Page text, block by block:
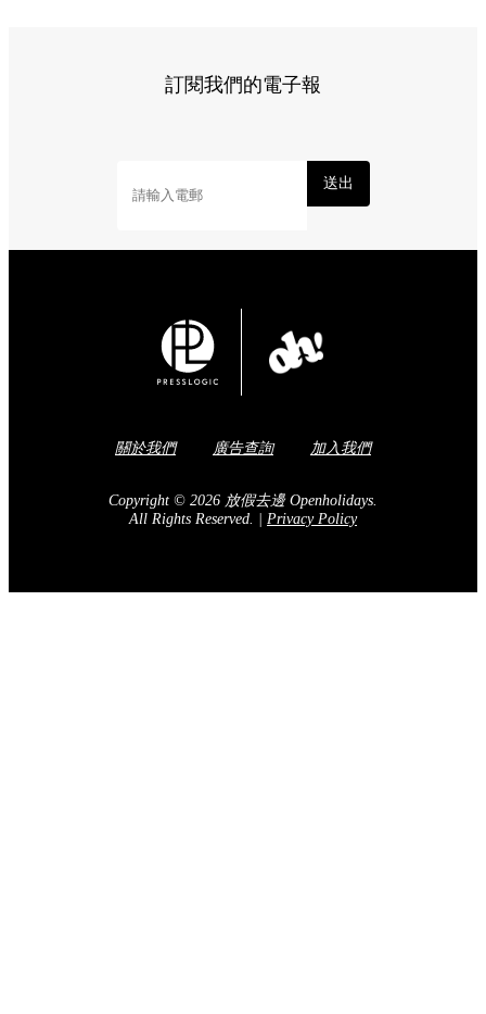
訂閱我們的電子報
送出
關於我們 廣告查詢 加入我們
Copyright © 2026 放假去邊 Openholidays.
All Rights Reserved.
Privacy Policy